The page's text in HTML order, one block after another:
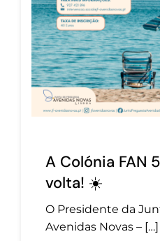
A Colónia FAN
volta! ☀️
O Presidente da
Avenidas Novas – […]